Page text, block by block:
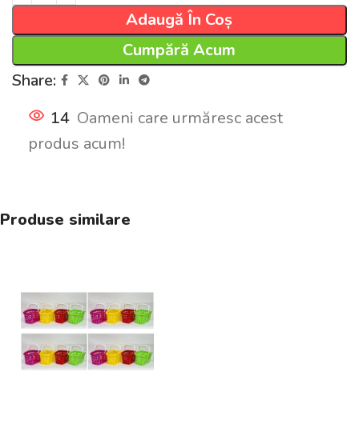
Adaugă În Coș
Cumpără Acum
Share:
14 Oameni care urmăresc acest
produs acum!
Produse similare